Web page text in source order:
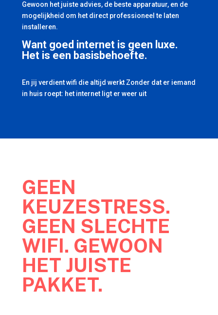
Gewoon het juiste advies, de beste apparatuur, en de
mogelijkheid om het direct professioneel te laten
installeren.
Want goed internet is geen luxe.
Het is een basisbehoefte.
En jij verdient wifi die altijd werkt Zonder dat er iemand
in huis roept: het internet ligt er weer uit
GEEN
KEUZESTRESS.
GEEN SLECHTE
WIFI. GEWOON
HET JUISTE
PAKKET.